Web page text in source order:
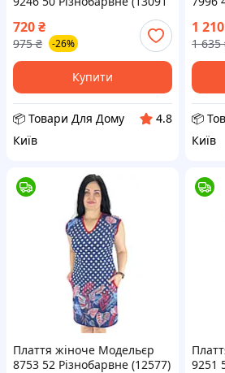
720₴
975 ₴ -26%
Купити
📦 Товари Для Дому
4.8
Київ
1 210
1 635
📦
Київ
Плаття жіноче Модельєр
8753 52 Різнобарвне (12577)
9251